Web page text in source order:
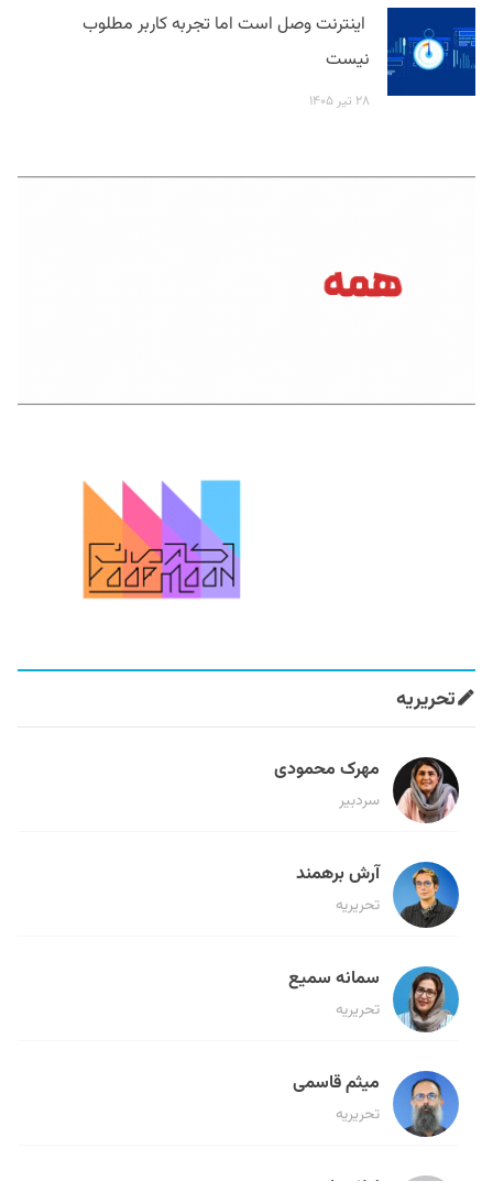
اینترنت وصل است اما تجربه کاربر مطلوب
نیست
۲۸ تیر ۱۴۰۵
تحریریه
مهرک محمودی
سردبیر
آرش برهمند
تحریریه
سمانه سمیع
تحریریه
میثم قاسمی
تحریریه